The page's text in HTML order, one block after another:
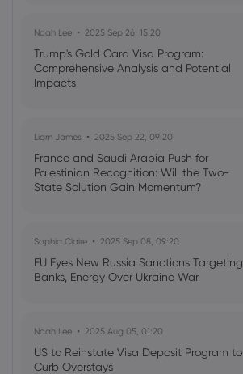
Noah Lee 2025 Sep 26, 15:20
Trump's Gold Card Visa Program:
Comprehensive Analysis and Potential
Impacts
Liam James 2025 Sep 22, 09:20
France and Saudi Arabia Push for
Palestinian Recognition: Will the Two-
State Solution Gain Momentum?
Sophia Claire 2025 Sep 08, 09:20
EU Eyes New Russia Sanctions Targeting
Banks, Energy Over Ukraine War
Noah Lee 2025 Aug 05, 01:20
US to Reinstate Visa Deposit Program to
Curb Overstays